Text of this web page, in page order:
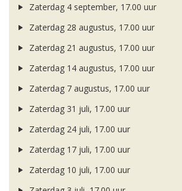
Zaterdag 4 september, 17.00 uur
Zaterdag 28 augustus, 17.00 uur
Zaterdag 21 augustus, 17.00 uur
Zaterdag 14 augustus, 17.00 uur
Zaterdag 7 augustus, 17.00 uur
Zaterdag 31 juli, 17.00 uur
Zaterdag 24 juli, 17.00 uur
Zaterdag 17 juli, 17.00 uur
Zaterdag 10 juli, 17.00 uur